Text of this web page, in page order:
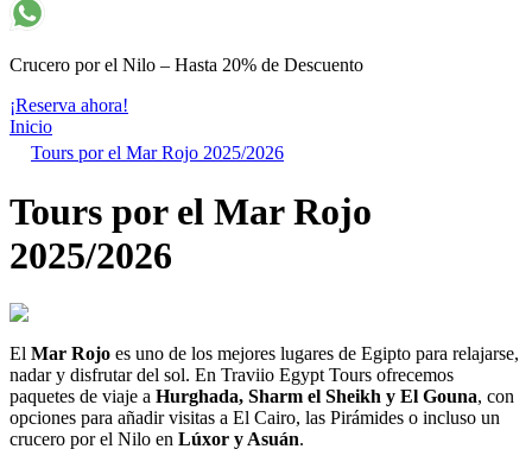
Crucero por el Nilo – Hasta 20% de Descuento
¡Reserva ahora!
Inicio
Tours por el Mar Rojo 2025/2026
Tours por el Mar Rojo
2025/2026
El Mar Rojo es uno de los mejores lugares de Egipto para relajarse,
nadar y disfrutar del sol. En Traviio Egypt Tours ofrecemos
paquetes de viaje a Hurghada, Sharm el Sheikh y El Gouna, con
opciones para añadir visitas a El Cairo, las Pirámides o incluso un
crucero por el Nilo en Lúxor y Asuán.